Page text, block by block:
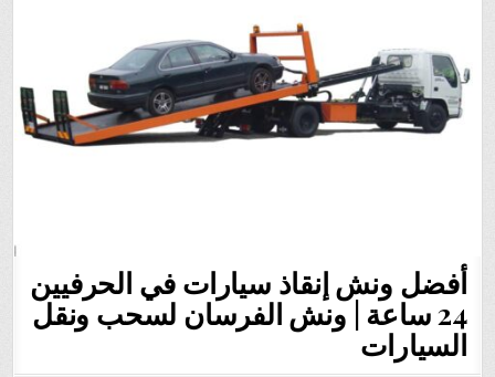
أفضل ونش إنقاذ سيارات في الحرفيين
24 ساعة | ونش الفرسان لسحب ونقل
السيارات